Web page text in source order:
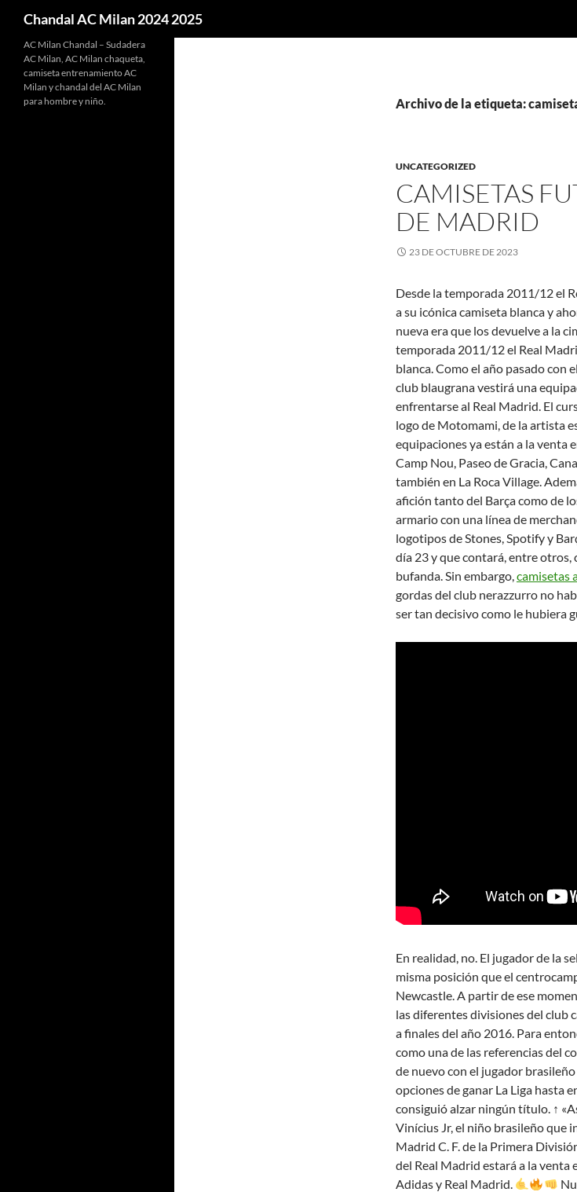
Chandal AC Milan 2024 2025
Archivo de la etiqueta:
UNCATEGORIZED
CAMISETAS
DE MADRID
23 DE OCTUBRE DE 2023
Desde la temporada 2011/12 el
a su icónica camiseta blanca y
nueva era que los devuelve a la
temporada 2011/12 el Real
blanca. Como el año pasado con
club blaugrana vestirá una
enfrentarse al Real Madrid. El
logo de Motomami, de la artista
equipaciones ya están a la venta
Camp Nou, Paseo de Gracia,
también en La Roca Village.
afición tanto del Barça como de
armario con una línea de
logotipos de Stones, Spotify y
día 23 y que contará, entre otros,
bufanda. Sin embargo,camisetas
gordas del club nerazzurro no
ser tan decisivo como le hubiera
En realidad, no. El jugador de la
misma posición que el
Newcastle. A partir de ese
las diferentes divisiones del club
a finales del año 2016. Para
como una de las referencias del
de nuevo con el jugador
opciones de ganar La Liga hasta
consiguió alzar ningún título. ↑
Vinícius Jr, el niño brasileño que
Madrid C. F. de la Primera
del Real Madrid estará a la venta
Adidas y Real Madrid.
AC Milan Chandal – Sudadera
AC Milan, AC Milan chaqueta,
camiseta entrenamiento AC
Milan y chandal del AC Milan
para hombre y niño.